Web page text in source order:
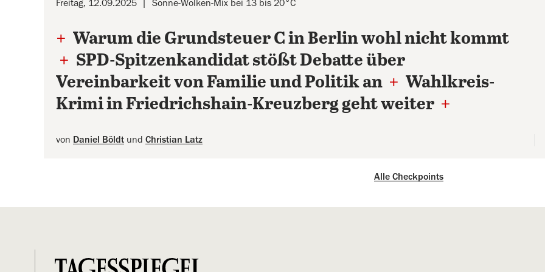
Freitag, 12.09.2025 Sonne-Wolken-Mix bei 13 bis 20°C
+ Warum die Grundsteuer C in Berlin wohl nicht kommt
+ SPD-Spitzenkandidat stößt Debatte über
Vereinbarkeit von Familie und Politik an + Wahlkreis-
Krimi in Friedrichshain-Kreuzberg geht weiter +
von Daniel Böldt und Christian Latz
Alle Checkpoints